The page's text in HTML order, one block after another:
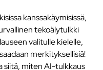
kanssakäymisissä,
tekoälytulkki
valitulle kielelle,
merkityksellisiä!
siitä, miten AI-tulkkaus